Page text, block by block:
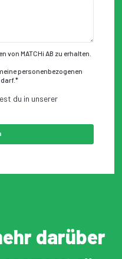
von MATCHi AB zu erhalten.
personenbezogenen
darf.*
du in unserer
darüber